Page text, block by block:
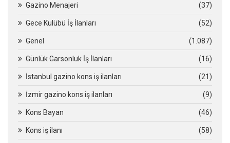
Gazino Menajeri (37)
Gece Kulübü İş İlanları (52)
Genel (1.087)
Günlük Garsonluk İş İlanları (16)
İstanbul gazino kons iş ilanları (21)
İzmir gazino kons iş ilanları (9)
Kons Bayan (46)
Kons iş ilanı (58)